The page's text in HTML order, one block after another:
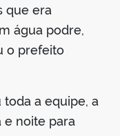
que era
água podre,
o prefeito
a equipe, a
e noite para